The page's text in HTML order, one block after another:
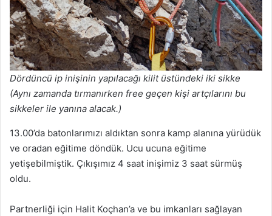
Dördüncü ip inişinin yapılacağı kilit üstündeki iki sikke
(Aynı zamanda tırmanırken free geçen kişi artçılarını bu
sikkeler ile yanına alacak.)
13.00’da batonlarımızı aldıktan sonra kamp alanına yürüdük
ve oradan eğitime döndük. Ucu ucuna eğitime
yetişebilmiştik. Çıkışımız 4 saat inişimiz 3 saat sürmüş
oldu.
Partnerliği için Halit Koçhan’a ve bu imkanları sağlayan